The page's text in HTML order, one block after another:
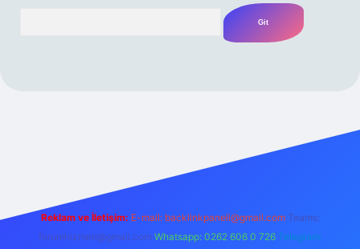
Reklam ve İletişim: E-mail: backlinkpaneli@gmail.com Teams:
forumhizmeti@gmail.com Whatsapp: 0262 606 0 726 Telegram: